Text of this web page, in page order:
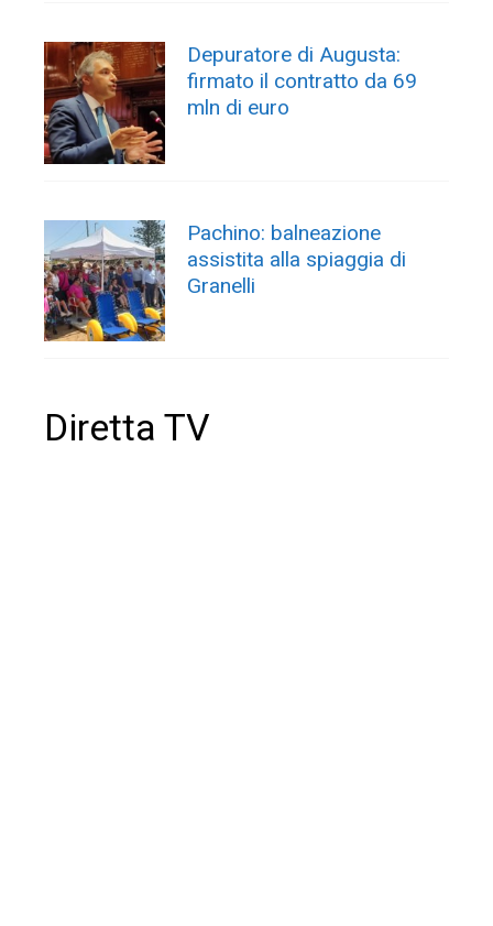
Depuratore di Augusta:
firmato il contratto da 69
mln di euro
Pachino: balneazione
assistita alla spiaggia di
Granelli
Diretta TV